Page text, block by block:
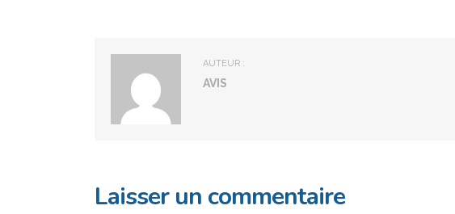
AUTEUR :
AVIS
Laisser un commentaire